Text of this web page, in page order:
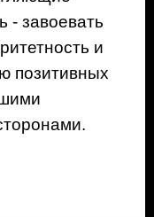
- завоевать
и
позитивных